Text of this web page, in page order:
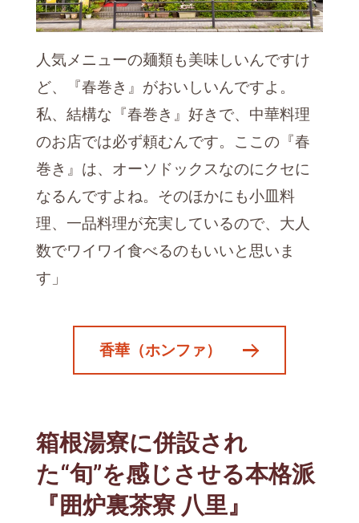
人気メニューの麺類も美味しいんですけ
ど、『春巻き』がおいしいんですよ。
私、結構な『春巻き』好きで、中華料理
のお店では必ず頼むんです。ここの『春
巻き』は、オーソドックスなのにクセに
なるんですよね。そのほかにも小皿料
理、一品料理が充実しているので、大人
数でワイワイ食べるのもいいと思いま
す」
香華（ホンファ）
箱根湯寮に併設され
た“旬”を感じさせる本格派
『囲炉裏茶寮 八里』